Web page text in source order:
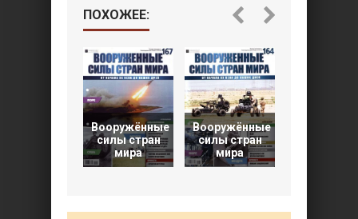
ПОХОЖЕЕ:
Вооружённые
силы стран
мира
Вооружённые
силы стран
мира